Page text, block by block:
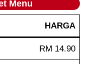
Menu
HARGA
RM 14.90